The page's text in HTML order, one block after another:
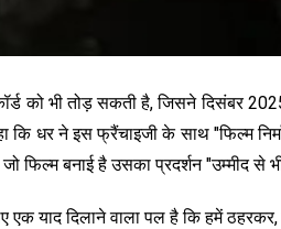
को भी तोड़ सकती है, जिसने दिसंबर
कि धर ने इस फ्रैंचाइजी के साथ "फिल्म
फिल्म बनाई है उसका प्रदर्शन "उम्मीद से
एक याद दिलाने वाला पल है कि हमें